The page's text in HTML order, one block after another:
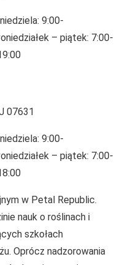
9:00-
– piątek: 7:00-
07631
9:00-
– piątek: 7:00-
w Petal Republic.
nauk o roślinach i
szkołach
Oprócz nadzorowania